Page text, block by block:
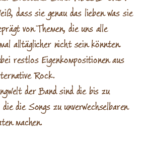
dass sie genau das lieben was sie
von Themen, die uns alle
alltäglicher nicht sein könnten.
restlos Eigenkompositionen aus
Rock.
der Band sind die bis zu
vierstimmigen Gesänge, die die Songs zu unverwechselbaren
machen.